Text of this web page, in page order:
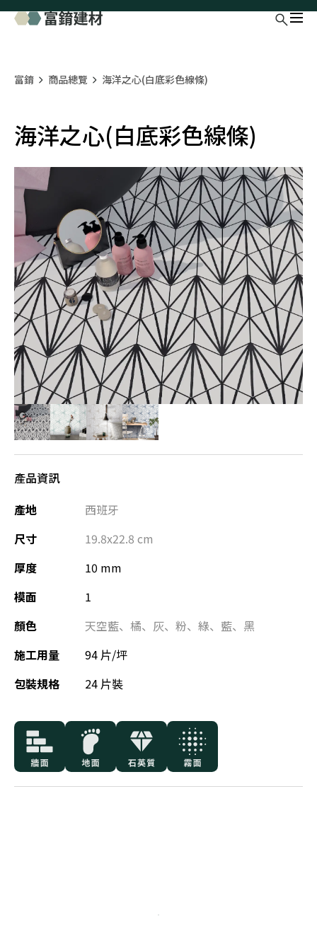
富錥 商品總覽 海洋之心(白底彩色線條)
海洋之心(白底彩色線條)
產品資訊
產地
西班牙
尺寸
19.8x22.8 cm
厚度
10 mm
模面
1
顏色
天空藍、 橘、 灰、 粉、 綠、 藍、 黑
施工用量
94 片/坪
包裝規格
24 片裝